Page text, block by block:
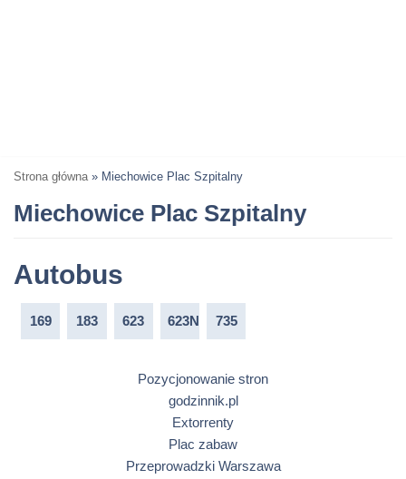
Strona główna » Miechowice Plac Szpitalny
Miechowice Plac Szpitalny
Autobus
169 183 623 623N 735
Pozycjonowanie stron
godzinnik.pl
Extorrenty
Plac zabaw
Przeprowadzki Warszawa